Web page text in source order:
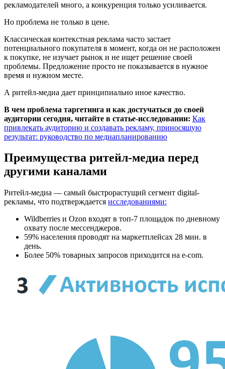
рекламодателей много, а конкуренция только усиливается.
Но проблема не только в цене.
Классическая контекстная реклама часто застает
потенциального покупателя в момент, когда он не расположен
к покупке, не изучает рынок и не ищет решение своей
проблемы. Предложение просто не показывается в нужное
время и нужном месте.
А ритейл-медиа дает принципиально иное качество.
В чем проблема таргетинга и как достучаться до своей
аудитории сегодня, читайте в статье-исследовании: Как
привлекать аудиторию и создавать рекламу, приносящую
результат: руководство по медиапланированию
Преимущества ритейл-медиа перед
другими каналами
Ритейл-медиа — самый быстрорастущий сегмент digital-
рекламы, что подтверждается исследованиями:
Wildberries и Ozon входят в топ-7 площадок по дневному
охвату после мессенджеров.
59% населения проводят на маркетплейсах 28 мин. в
день.
Более 50% товарных запросов приходится на e-com.